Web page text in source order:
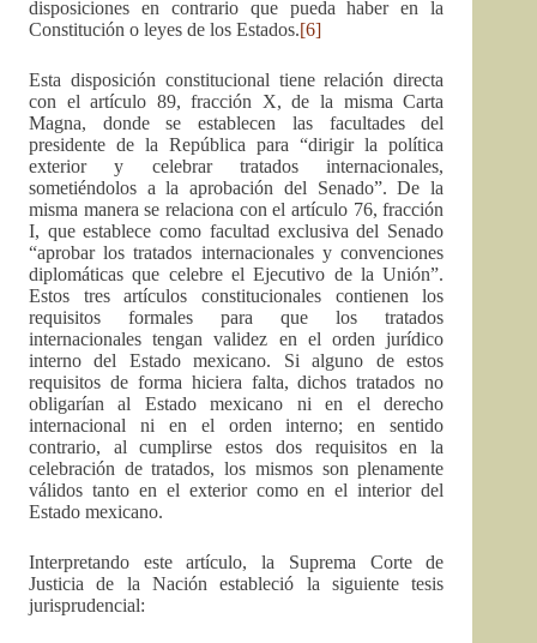
disposiciones en contrario que pueda haber en la
Constitución o leyes de los Estados.[6]
Esta disposición constitucional tiene relación directa
con el artículo 89, fracción X, de la misma Carta
Magna, donde se establecen las facultades del
presidente de la República para “dirigir la política
exterior y celebrar tratados internacionales,
sometiéndolos a la aprobación del Senado”. De la
misma manera se relaciona con el artículo 76, fracción
I, que establece como facultad exclusiva del Senado
“aprobar los tratados internacionales y convenciones
diplomáticas que celebre el Ejecutivo de la Unión”.
Estos tres artículos constitucionales contienen los
requisitos formales para que los tratados
internacionales tengan validez en el orden jurídico
interno del Estado mexicano. Si alguno de estos
requisitos de forma hiciera falta, dichos tratados no
obligarían al Estado mexicano ni en el derecho
internacional ni en el orden interno; en sentido
contrario, al cumplirse estos dos requisitos en la
celebración de tratados, los mismos son plenamente
válidos tanto en el exterior como en el interior del
Estado mexicano.
Interpretando este artículo, la Suprema Corte de
Justicia de la Nación estableció la siguiente tesis
jurisprudencial: